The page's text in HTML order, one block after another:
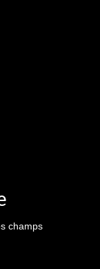
champs